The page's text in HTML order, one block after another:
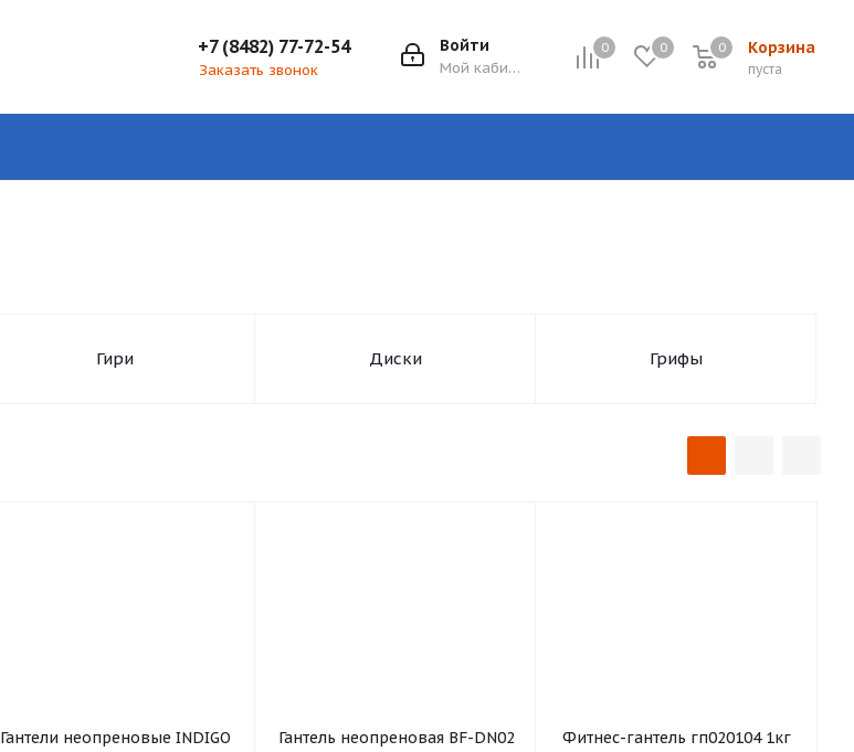
0 0 Корзина
0
пуста
0
Войти
Мой кабинет
+7 (8482) 77-72-54
Заказать звонок
Гири Диски Грифы
Гантели неопреновые INDIGO
Гантель неопреновая BF-DN02
Фитнес-гантель гп020104 1кг